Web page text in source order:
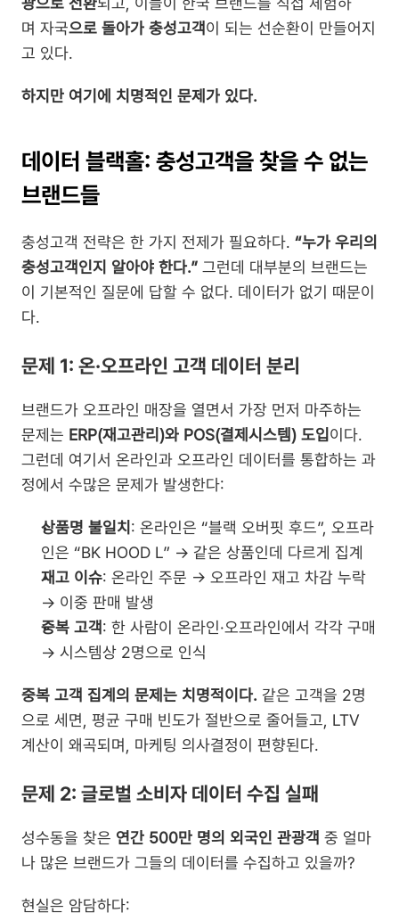
며 자국으로 돌아가 충성고객이 되는 선순환이 만들어지
고 있다.
하지만 여기에 치명적인 문제가 있다.
데이터 블랙홀: 충성고객을 찾을 수 없는
브랜드들
충성고객 전략은 한 가지 전제가 필요하다. “누가 우리의
충성고객인지 알아야 한다.” 그런데 대부분의 브랜드는
이 기본적인 질문에 답할 수 없다. 데이터가 없기 때문이
다.
문제 1: 온·오프라인 고객 데이터 분리
브랜드가 오프라인 매장을 열면서 가장 먼저 마주하는
문제는 ERP(재고관리)와 POS(결제시스템) 도입이다.
그런데 여기서 온라인과 오프라인 데이터를 통합하는 과
정에서 수많은 문제가 발생한다:
상품명 불일치 : 온라인은 “블랙 오버핏 후드”, 오프라
인은 “BK HOOD L” → 같은 상품인데 다르게 집계
재고 이슈: 온라인 주문 → 오프라인 재고 차감 누락
→ 이중 판매 발생
중복 고객: 한 사람이 온라인·오프라인에서 각각 구매
→ 시스템상 2명으로 인식
중복 고객 집계의 문제는 치명적이다. 같은 고객을 2명
으로 세면, 평균 구매 빈도가 절반으로 줄어들고, LTV
계산이 왜곡되며, 마케팅 의사결정이 편향된다.
문제 2: 글로벌 소비자 데이터 수집 실패
성수동을 찾은 연간 500만 명의 외국인 관광객 중 얼마
나 많은 브랜드가 그들의 데이터를 수집하고 있을까?
현실은 암담하다: